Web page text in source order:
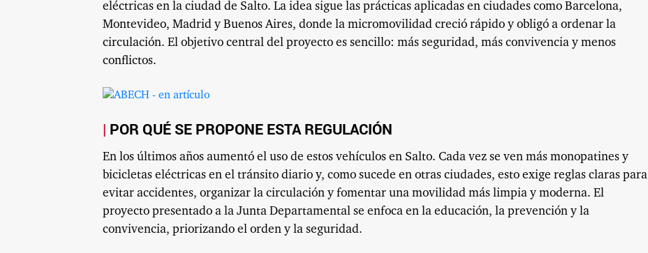
eléctricas en la ciudad de Salto. La idea sigue las prácticas aplicadas en ciudades como Barcelona,
Montevideo, Madrid y Buenos Aires, donde la micromovilidad creció rápido y obligó a ordenar la
circulación. El objetivo central del proyecto es sencillo: más seguridad, más convivencia y menos
conflictos.
POR QUÉ SE PROPONE ESTA REGULACIÓN
En los últimos años aumentó el uso de estos vehículos en Salto. Cada vez se ven más monopatines y
bicicletas eléctricas en el tránsito diario y, como sucede en otras ciudades, esto exige reglas claras para
evitar accidentes, organizar la circulación y fomentar una movilidad más limpia y moderna. El
proyecto presentado a la Junta Departamental se enfoca en la educación, la prevención y la
convivencia, priorizando el orden y la seguridad.